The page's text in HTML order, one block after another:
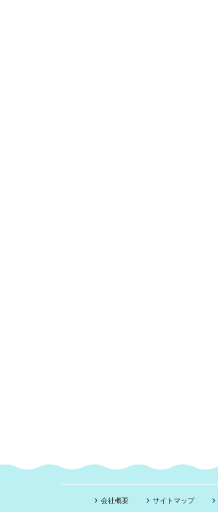
会社概要 サイトマップ